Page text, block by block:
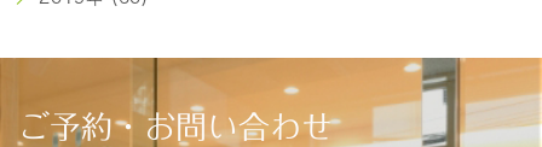
ご予約・お問い合わせ